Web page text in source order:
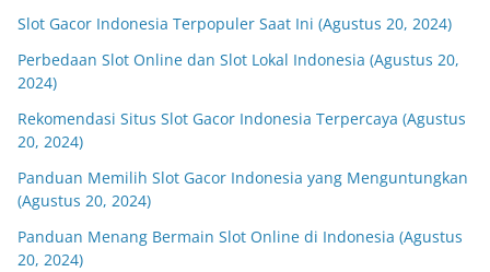
Slot Gacor Indonesia Terpopuler Saat Ini (Agustus 20, 2024)
Perbedaan Slot Online dan Slot Lokal Indonesia (Agustus 20,
2024)
Rekomendasi Situs Slot Gacor Indonesia Terpercaya (Agustus
20, 2024)
Panduan Memilih Slot Gacor Indonesia yang Menguntungkan
(Agustus 20, 2024)
Panduan Menang Bermain Slot Online di Indonesia (Agustus
20, 2024)